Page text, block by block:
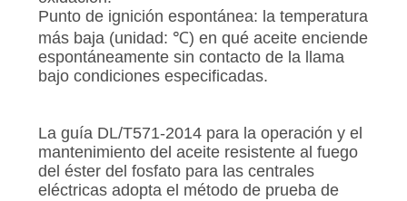
Punto de ignición espontánea: la temperatura
más baja (unidad: ℃) en qué aceite enciende
espontáneamente sin contacto de la llama
bajo condiciones especificadas.
La guía DL/T571-2014 para la operación y el
mantenimiento del aceite resistente al fuego
del éster del fosfato para las centrales
eléctricas adopta el método de prueba de